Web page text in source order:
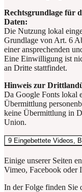
Rechtsgrundlage für
Daten:
Die Nutzung lokal
Grundlage von Art. 6
einer ansprechenden
Eine Einwilligung ist
an Dritte stattfindet.
Hinweis zur
Da Google Fonts lokal
Übermittlung
keine Übermittlung in
Union.
9 Eingebettete Videos,
Einige unserer Seiten
Vimeo, Facebook oder
In der Folge finden Sie